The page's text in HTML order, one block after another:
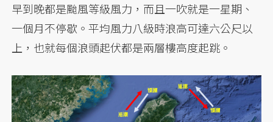
早到晚都是颱風等級風力，而且一吹就是一星期、
一個月不停歇。平均風力八級時浪高可達六公尺以
上，也就每個浪頭起伏都是兩層樓高度起跳。